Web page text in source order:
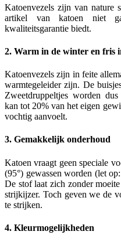
Katoenvezels zijn van nature
artikel van katoen niet
kwaliteitsgarantie biedt.
2. Warm in de winter en fris
Katoenvezels zijn in feite
warmtegeleider zijn. De
Zweetdruppeltjes worden
kan tot 20% van het eigen
vochtig aanvoelt.
3. Gemakkelijk onderhoud
Katoen vraagt geen speciale
(95°) gewassen worden (let
De stof laat zich zonder
strijkijzer. Toch geven we de
te strijken.
4. Kleurmogelijkheden